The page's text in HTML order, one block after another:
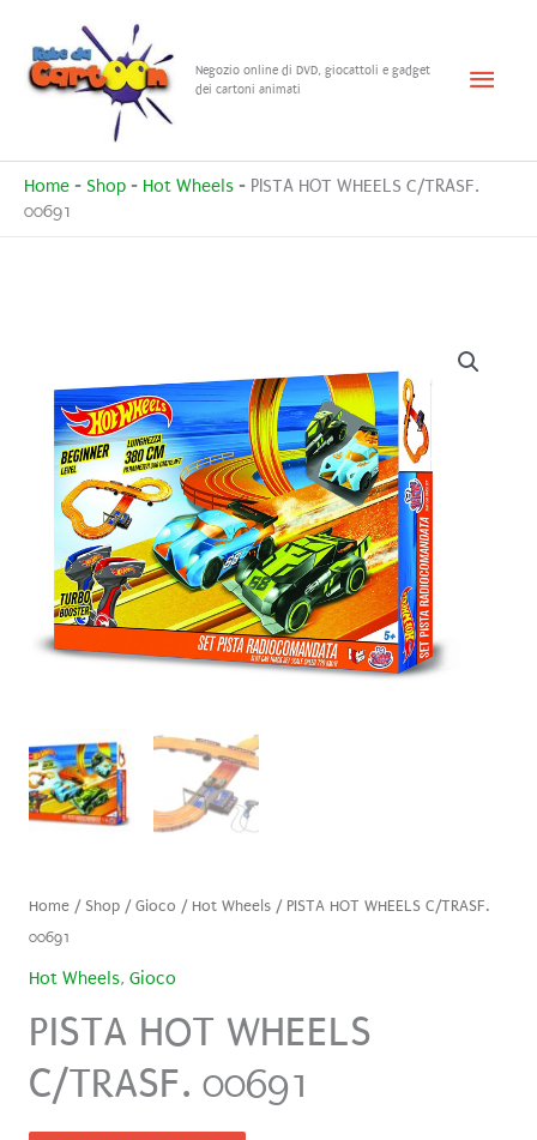
contenuto
Negozio online di DVD, giocattoli e gadget
dei cartoni animati
Menu
Home - Shop - Hot Wheels - PISTA HOT WHEELS C/TRASF.
00691
Home/ Shop/Gioco / Hot Wheels/ PISTA HOT WHEELS C/TRASF.
00691
Hot Wheels, Gioco
PISTA HOT WHEELS
C/TRASF. 00691